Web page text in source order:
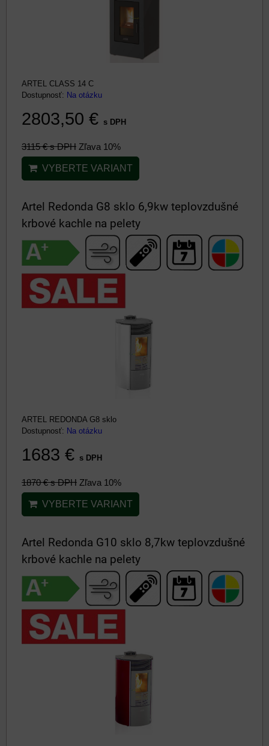
ARTEL CLASS 14 C
Dostupnosť: Na otázku
2803,50 € s DPH
3115 €s DPH Zľava 10%
VYBERTE VARIANT
Artel Redonda G8 sklo 6,9kw teplovzdušné
krbové kachle na pelety
ARTEL REDONDA G8 sklo
Dostupnosť: Na otázku
1683 € s DPH
1870 €s DPH Zľava 10%
VYBERTE VARIANT
Artel Redonda G10 sklo 8,7kw teplovzdušné
krbové kachle na pelety